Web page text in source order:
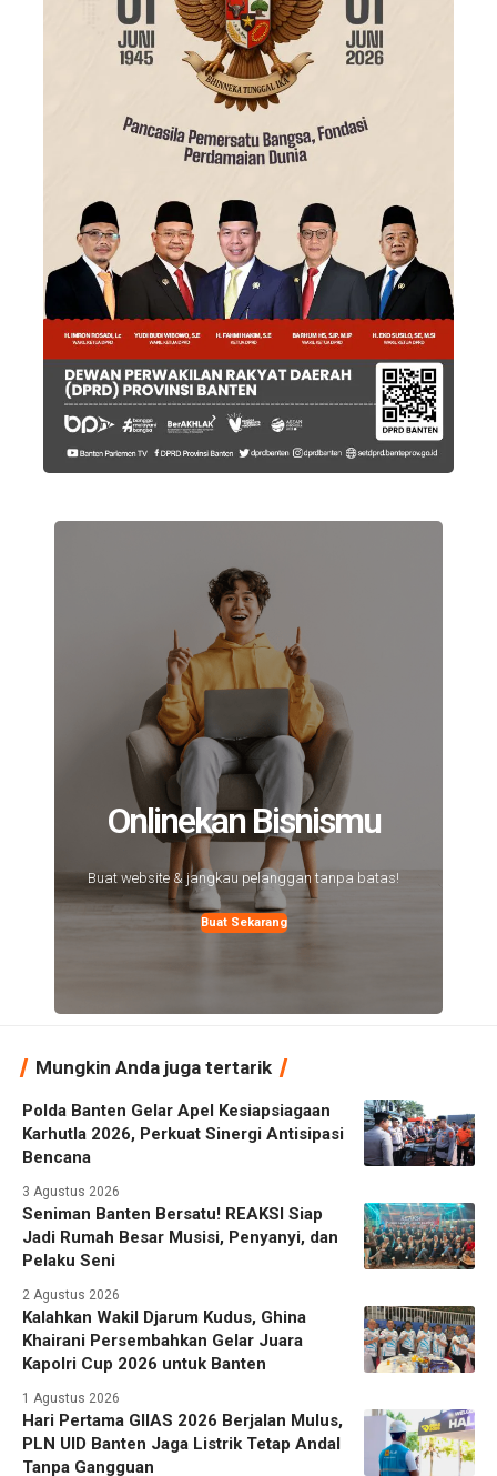
Onlinekan Bisnismu
Buat website & jangkau pelanggan tanpa batas!
Buat Sekarang
Mungkin Anda juga tertarik
Polda Banten Gelar Apel Kesiapsiagaan
Karhutla 2026, Perkuat Sinergi Antisipasi
Bencana
3 Agustus 2026
Seniman Banten Bersatu! REAKSI Siap
Jadi Rumah Besar Musisi, Penyanyi, dan
Pelaku Seni
2 Agustus 2026
Kalahkan Wakil Djarum Kudus, Ghina
Khairani Persembahkan Gelar Juara
Kapolri Cup 2026 untuk Banten
1 Agustus 2026
Hari Pertama GIIAS 2026 Berjalan Mulus,
PLN UID Banten Jaga Listrik Tetap Andal
Tanpa Gangguan